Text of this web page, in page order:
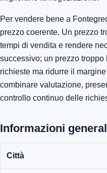
Per vendere bene a
prezzo coerente. Un prezzo
tempi di vendita e rendere
successivo; un prezzo
richieste ma ridurre il
combinare valutazione,
controllo continuo delle
Informazioni
Città